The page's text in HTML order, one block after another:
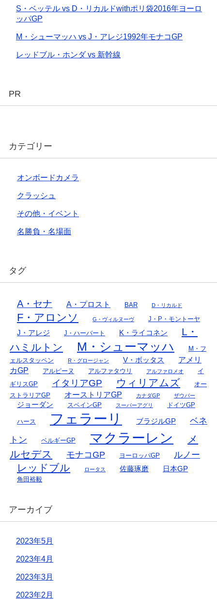
S・ベッテル vs D・リカルドwithポリ袋2016年ヨーロ
ッパGP
M・シューマッハ vs J・アレジ1992年モナコGP
レッドブル・ホンダ vs 新幹線
PR
カテゴリー
オンボードカメラ
クラッシュ
その他・イベント
名勝負・名場面
タグ
A・セナ A・プロスト BAR D・リカルド
F・アロンソ G・ヴィルヌーヴ J・P・モントーヤ
J・アレジ J・ハーバート K・ライコネン
L・
ハミルトン
M・シューマッハ
M・フ
ェルスタッペン
R・グロージャン V・ボッタス
アメリ
カGP
アルピーヌ アルファタウリ アルファロメオ
イ
ギリスGP
イタリアGP ウィリアムズ
オー
ストラリアGP
オーストリアGP カナダGP ザウバー
ジョーダン スペインGP スーパーアグリ ドイツGP
ハース フェラーリ ブラジルGP
ベネ
トン
ベルギーGP マクラーレン
メ
ルセデス
モナコGP ヨーロッパGP ルノー
レッドブル ロータス 佐藤琢磨 日本GP
角田裕毅
アーカイブ
2023年5月
2023年4月
2023年3月
2023年2月